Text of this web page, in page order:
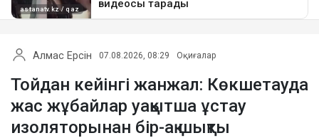
Алмас Ерсін 07.08.2026, 08:29 Оқиғалар
Тойдан кейінгі жанжал: Көкшетауда
жас жұбайлар уақытша ұстау
изоляторынан бір-ақ шықты